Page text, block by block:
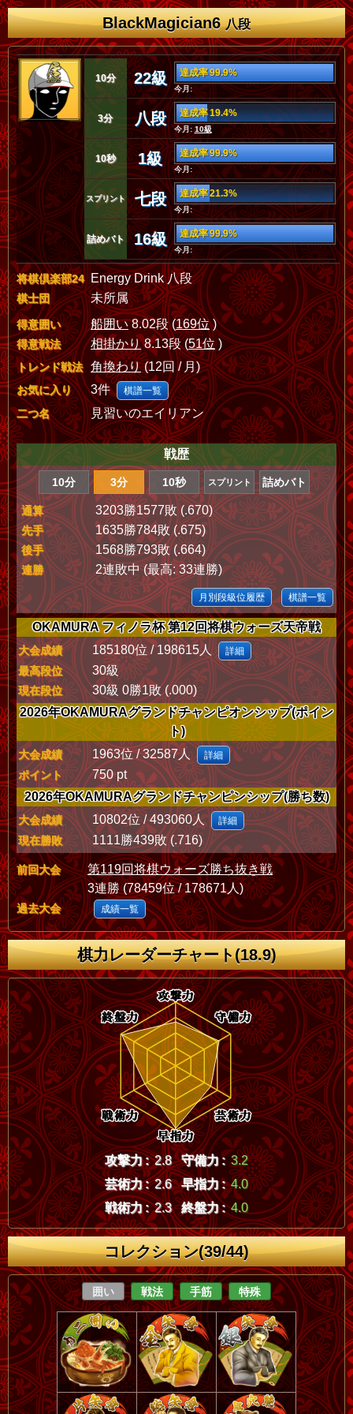
BlackMagician6八段
10分 22級 達成率 99.9%
今月:
3分 八段 達成率 19.4%
今月:10級
10秒 1級 達成率 99.9%
今月:
スプリント 七段 達成率 21.3%
今月:
詰めバト 16級 達成率 99.9%
今月:
将棋倶楽部24 Energy Drink 八段
棋士団 未所属
得意囲い 船囲い8.02段 (169位)
得意戦法 相掛かり8.13段 (51位 )
トレンド戦法 角換わり(12回 / 月)
お気に入り 3件 棋譜一覧
二つ名 見習いのエイリアン
戦歴
10分 3分 10秒 スプリント 詰めバト
通算 3203勝1577敗 (.670)
先手 1635勝784敗 (.675)
後手 1568勝793敗 (.664)
連勝 2連敗中 (最高: 33連勝)
月別段級位履歴 棋譜一覧
OKAMURA フィノラ杯 第12回将棋ウォーズ天帝戦
大会成績 185180位 / 198615人 詳細
最高段位 30級
現在段位
30級 0勝1敗 (.000)
2026年OKAMURAグランドチャンピオンシップ(ポイン
ト)
大会成績 1963位 / 32587人 詳細
ポイント
750 pt
2026年OKAMURAグランドチャンピンシップ(勝ち数)
大会成績 10802位 / 493060人 詳細
現在勝敗 1111勝439敗 (.716)
前回大会
第119回将棋ウォーズ勝ち抜き戦
3連勝 (78459位 / 178671人)
過去大会 成績一覧
棋力レーダーチャート(18.9)
攻撃力 : 2.8 守備力 : 3.2
芸術力 : 2.6 早指力 : 4.0
戦術力 : 2.3 終盤力 : 4.0
コレクション(39/44)
囲い 戦法 手筋 特殊